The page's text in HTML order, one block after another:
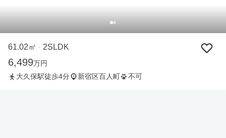
61.02㎡ ・ 2SLDK
6,499万円
大久保駅徒歩4分
新宿区百人町 不可